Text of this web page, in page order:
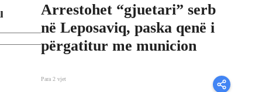
Arrestohet “gjuetari” serb
në Leposaviq, paska qenë i
përgatitur me municion
Para 2 vjet